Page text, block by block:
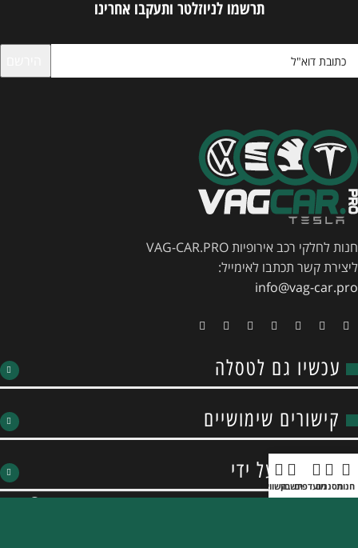
תרשמו לניוזלטר ותעקבו אחרינו
חנות לחלקי רכב אירופיות VAG-CAR.PRO
ליצירת קשר תכתבו לאימייל:
info@vag-car.pro
עכשיו גם לטסלה
קישורים שימושיים
מאובטח על ידי
זכויות יוצרים 2026, VAG-CAR.PRO
.כל הזכויות שמורות | מופעל על ידי
חנותמסנניםמועדפיםחשבוןהשוואהתפריט